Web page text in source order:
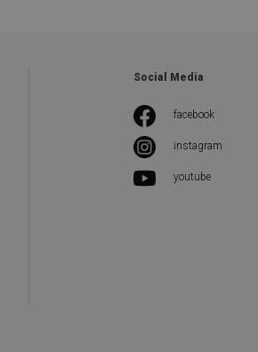
Social Media
facebook
instagram
youtube